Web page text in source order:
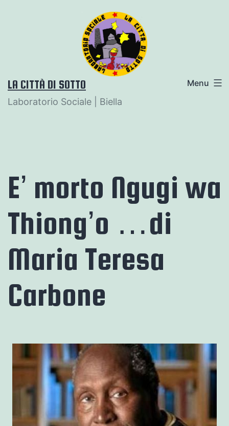
LA CITTÀ DI SOTTO
Laboratorio Sociale | Biella
Menu
E’ morto Ngugi wa
Thiong’o …di
Maria Teresa
Carbone